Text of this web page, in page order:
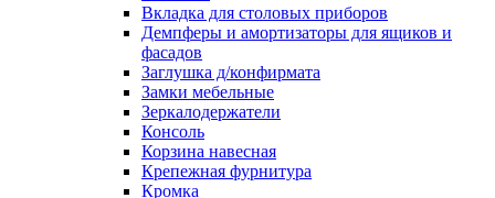
Вкладка для столовых приборов
Демпферы и амортизаторы для ящиков и
фасадов
Заглушка д/конфирмата
Замки мебельные
Зеркалодержатели
Консоль
Корзина навесная
Крепежная фурнитура
Кромка